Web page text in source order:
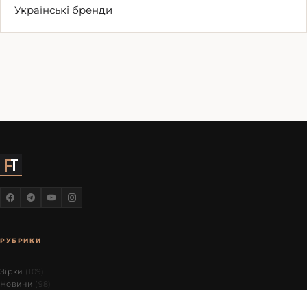
Українські бренди
РУБРИКИ
Зірки (109)
Новини (98)